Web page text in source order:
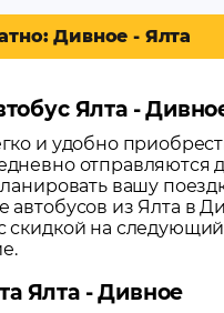
Дивное - Ялта
Ялта -
и удобно
отправляются
вашу
автобусов из Ялта в
скидкой на
Ялта - Дивное